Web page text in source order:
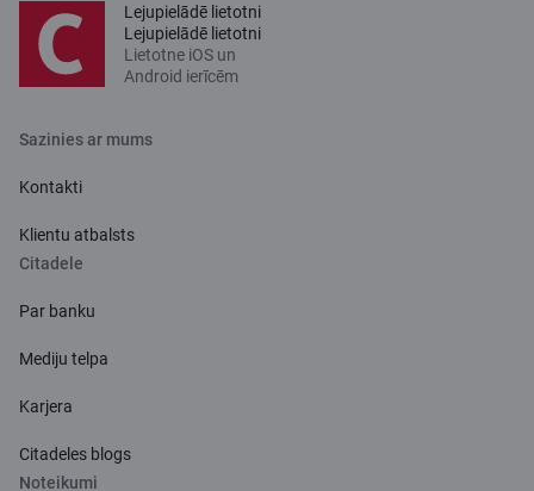
Lejupielādē lietotni
Lejupielādē lietotni
Lietotne iOS un
Android ierīcēm
Sazinies ar mums
Kontakti
Klientu atbalsts
Citadele
Par banku
Mediju telpa
Karjera
Citadeles blogs
Noteikumi